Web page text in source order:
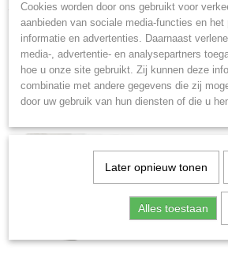
Ook interessant
Cookies worden door ons gebruikt voor
aanbieden van sociale media-functies en het
informatie en advertenties. Daarnaast
media-, advertentie- en analysepartners
hoe u onze site gebruikt. Zij kunnen deze
combinatie met andere gegevens die zij
door uw gebruik van hun diensten of die u
Later opnieuw tonen
Alles toestaan